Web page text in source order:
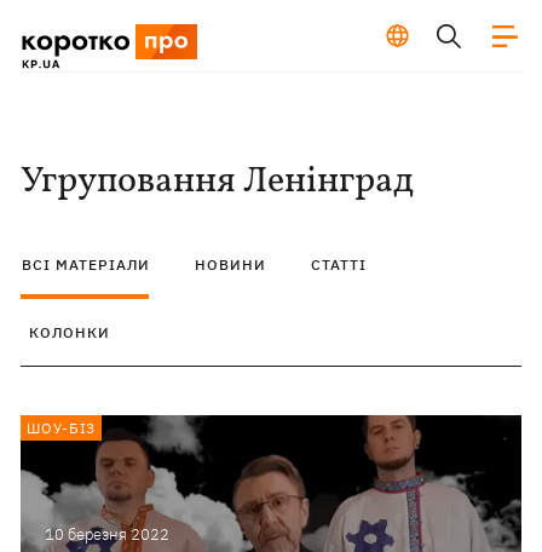
Угруповання Ленінград
ВСІ МАТЕРІАЛИ НОВИНИ СТАТТІ
КОЛОНКИ
10 березня 2022
ШОУ-БІЗ